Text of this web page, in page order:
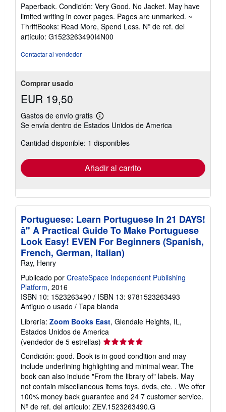
vendedor:
5
de
5
Paperback. Condición: Very Good. No Jacket. May have
limited writing in cover pages. Pages are unmarked. ~
ThriftBooks: Read More, Spend Less. Nº de ref. del
artículo: G1523263490I4N00
Contactar al vendedor
Comprar usado
EUR 19,50
Gastos de envío gratis
Más
información
las
tarifas
envío
Se envía dentro de Estados Unidos de America
Cantidad disponible: 1 disponibles
Añadir al carrito
Portuguese: Learn Portuguese In 21 DAYS!
â" A Practical Guide To Make Portuguese
Look Easy! EVEN For Beginners (Spanish,
French, German, Italian)
Ray, Henry
Publicado por CreateSpace Independent Publishing
Platform, 2016
ISBN 10: 1523263490 / ISBN 13: 9781523263493
Antiguo o usado / Tapa blanda
Librería: Zoom Books East, Glendale Heights, IL,
Estados Unidos de America
(vendedor de 5 estrellas) Calificación
vendedor:
5
de
5
estrellas
Condición: good. Book is in good condition and may
include underlining highlighting and minimal wear. The
book can also include "From the library of" labels. May
not contain miscellaneous items toys, dvds, etc. . We offer
100% money back guarantee and 24 7 customer service.
Nº de ref. del artículo: ZEV.1523263490.G